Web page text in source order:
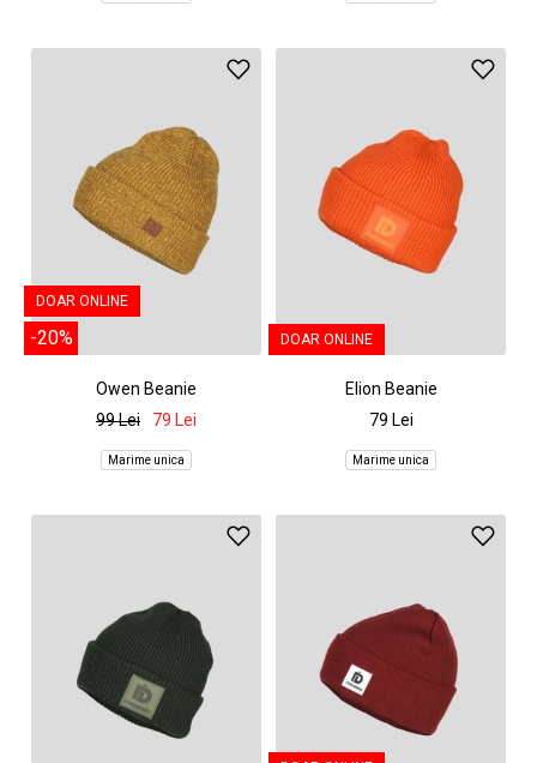
DOAR ONLINE
-20%
Owen Beanie
99 Lei
79 Lei
Marime unica
DOAR ONLINE
Elion Beanie
79 Lei
Marime unica